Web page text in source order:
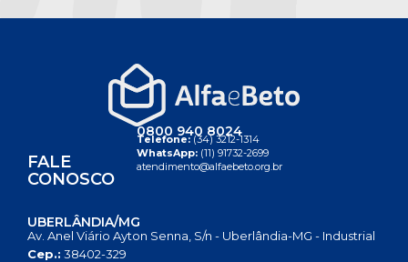
FALE
CONOSCO
0800 940 8024
Telefone:(34) 3212-1314
WhatsApp: (11) 91732-2699
atendimento@alfaebeto.org.br
UBERLÂNDIA/MG
Av. Anel Viário Ayton Senna, S/n - Uberlândia-MG - Industrial
Cep.: 38402-329